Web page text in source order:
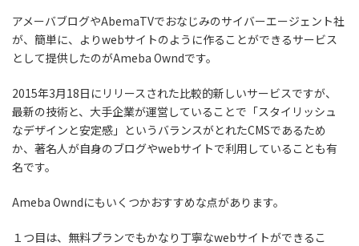
アメーバブログやAbemaTVでおなじみのサイバーエージェント社
が、簡単に、よりwebサイトのように作ることができるサービス
として提供したのがAmeba Owndです。
2015年3月18日にリリースされた比較的新しいサービスですが、
最新の技術と、大手企業が運営していることで「スタイリッシュ
なデザインと安定感」というバランスがとれたCMSであるため
か、著名人が自身のブログやwebサイトで利用していることも有
名です。
Ameba Owndにもいくつかおすすめな点があります。
１つ目は、無料プランでもかなり丁寧なwebサイトができるこ